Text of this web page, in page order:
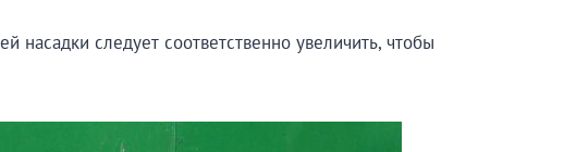
следует соответственно увеличить, чтобы